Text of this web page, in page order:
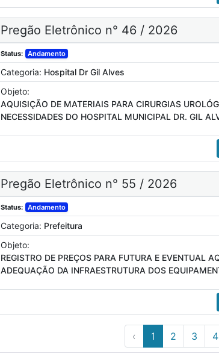
Pregão Eletrônico n° 46 / 2026
Status: Andamento
Categoria: Hospital Dr Gil Alves
Objeto:
AQUISIÇÃO DE MATERIAIS PARA CIRURGIAS
NECESSIDADES DO HOSPITAL MUNICIPAL DR. GIL
Pregão Eletrônico n° 55 / 2026
Status: Andamento
Categoria: Prefeitura
Objeto:
REGISTRO DE PREÇOS PARA FUTURA E EVENTUAL
ADEQUAÇÃO DA INFRAESTRUTURA DOS
‹ 1 2 3 4